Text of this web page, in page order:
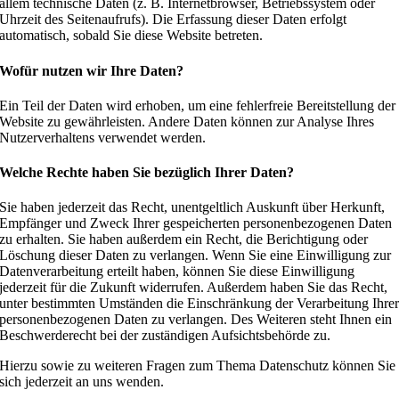
allem technische Daten (z. B. Internetbrowser, Betriebssystem oder
Uhrzeit des Seitenaufrufs). Die Erfassung dieser Daten erfolgt
automatisch, sobald Sie diese Website betreten.
Wofür nutzen wir Ihre Daten?
Ein Teil der Daten wird erhoben, um eine fehlerfreie Bereitstellung der
Website zu gewährleisten. Andere Daten können zur Analyse Ihres
Nutzerverhaltens verwendet werden.
Welche Rechte haben Sie bezüglich Ihrer Daten?
Sie haben jederzeit das Recht, unentgeltlich Auskunft über Herkunft,
Empfänger und Zweck Ihrer gespeicherten personenbezogenen Daten
zu erhalten. Sie haben außerdem ein Recht, die Berichtigung oder
Löschung dieser Daten zu verlangen. Wenn Sie eine Einwilligung zur
Datenverarbeitung erteilt haben, können Sie diese Einwilligung
jederzeit für die Zukunft widerrufen. Außerdem haben Sie das Recht,
unter bestimmten Umständen die Einschränkung der Verarbeitung Ihrer
personenbezogenen Daten zu verlangen. Des Weiteren steht Ihnen ein
Beschwerderecht bei der zuständigen Aufsichtsbehörde zu.
Hierzu sowie zu weiteren Fragen zum Thema Datenschutz können Sie
sich jederzeit an uns wenden.